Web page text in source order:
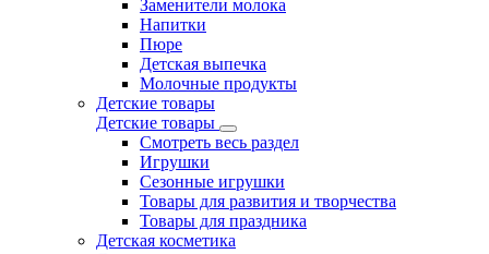
Заменители молока
Напитки
Пюре
Детская выпечка
Молочные продукты
Детские товары
Детские товары
Смотреть весь раздел
Игрушки
Сезонные игрушки
Товары для развития и творчества
Товары для праздника
Детская косметика